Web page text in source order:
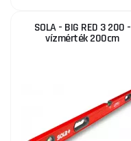
SOLA - BIG RED 3 200 -
vízmérték 200cm